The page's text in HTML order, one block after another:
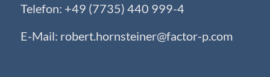
Telefon: +49 (7735) 440 999-4
E-Mail: robert.hornsteiner@factor-p.com